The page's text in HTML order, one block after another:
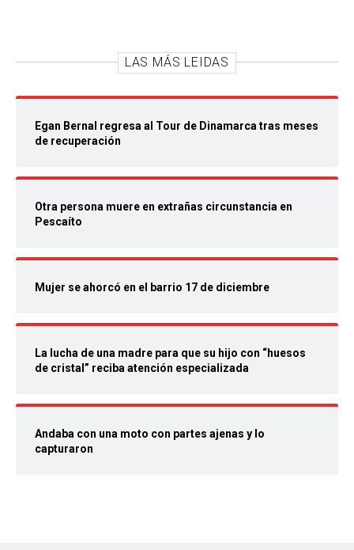
LAS MÁS LEIDAS
Egan Bernal regresa al Tour de Dinamarca tras meses
de recuperación
Otra persona muere en extrañas circunstancia en
Pescaíto
Mujer se ahorcó en el barrio 17 de diciembre
La lucha de una madre para que su hijo con “huesos
de cristal” reciba atención especializada
Andaba con una moto con partes ajenas y lo
capturaron